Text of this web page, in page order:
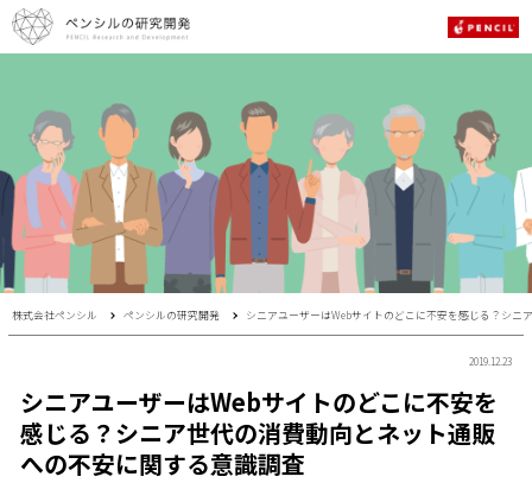
株式会社ペンシル ペンシルの研究開発 シニアユーザーはWebサイトのどこに不安を感じる？シ
2019.12.23
シニアユーザーはWebサイトのどこに不安を
感じる？シニア世代の消費動向とネット通販
への不安に関する意識調査